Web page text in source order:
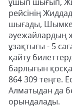
рейсінің
шығады,
әуежайлардың
ұзақтығы - 5
қайту
барлығын
864 309 теңге.
Алматыдан да
орындалады.